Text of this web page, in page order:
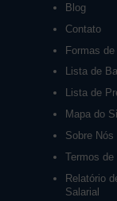
Blog
Contato
Formas
Lista de
Lista de
Mapa do
Sobre Nós
Termos de
Relatório
Salarial